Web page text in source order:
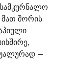
მათ შორის
—